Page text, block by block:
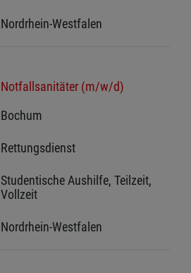
Nordrhein-Westfalen
Notfallsanitäter (m/w/d)
Bochum
Rettungsdienst
Studentische Aushilfe, Teilzeit,
Vollzeit
Nordrhein-Westfalen